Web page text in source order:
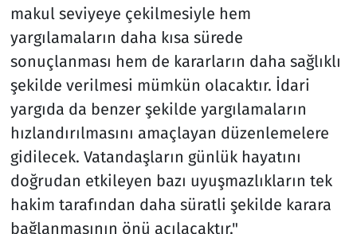
makul seviyeye çekilmesiyle hem
yargılamaların daha kısa sürede
sonuçlanması hem de kararların daha sağlıklı
şekilde verilmesi mümkün olacaktır. İdari
yargıda da benzer şekilde yargılamaların
hızlandırılmasını amaçlayan düzenlemelere
gidilecek. Vatandaşların günlük hayatını
doğrudan etkileyen bazı uyuşmazlıkların tek
hakim tarafından daha süratli şekilde karara
bağlanmasının önü açılacaktır."